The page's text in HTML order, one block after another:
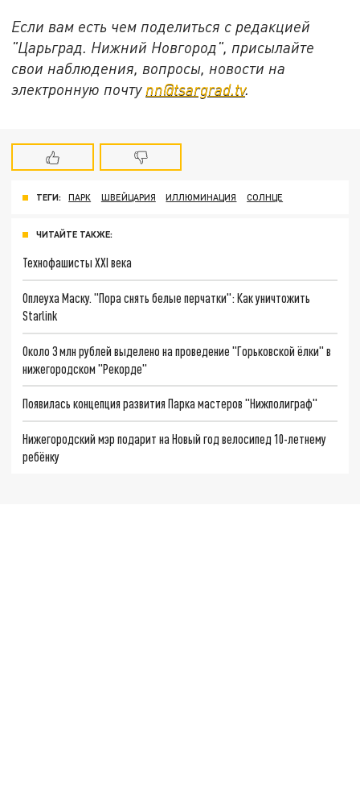
Если вам есть чем поделиться с редакцией
"Царьград. Нижний Новгород", присылайте
свои наблюдения, вопросы, новости на
электронную почту nn@tsargrad.tv.
ТЕГИ: ПАРК ШВЕЙЦАРИЯ ИЛЛЮМИНАЦИЯ СОЛНЦЕ
ЧИТАЙТЕ ТАКЖЕ:
Технофашисты XXI века
Оплеуха Маску. "Пора снять белые перчатки": Как уничтожить
Starlink
Около 3 млн рублей выделено на проведение "Горьковской ёлки" в
нижегородском "Рекорде"
Появилась концепция развития Парка мастеров "Нижполиграф"
Нижегородский мэр подарит на Новый год велосипед 10-летнему
ребёнку